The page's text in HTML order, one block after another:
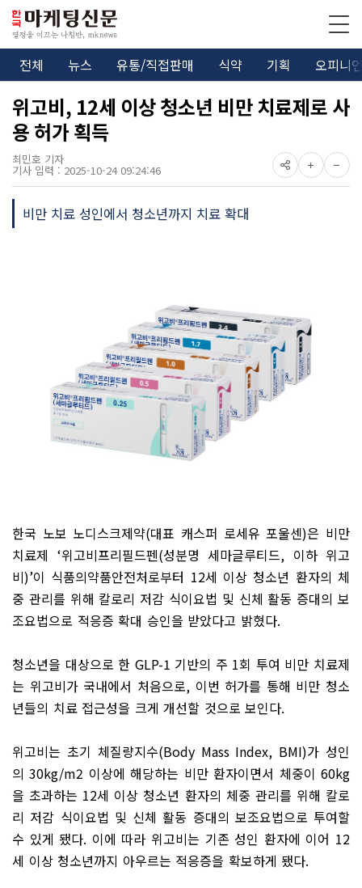
전체 뉴스 유통/직접판매 식약 기획 오피니
위고비, 12세 이상 청소년 비만 치료제로 사
용 허가 획득
최민호 기자
기사 입력 : 2025-10-24 09:24:46
비만 치료 성인에서 청소년까지 치료 확대
한국 노보 노디스크제약(대표 캐스퍼 로세유 포울센)은 비만
치료제 ‘위고비프리필드펜(성분명 세마글루티드, 이하 위고
비)’이 식품의약품안전처로부터 12세 이상 청소년 환자의 체
중 관리를 위해 칼로리 저감 식이요법 및 신체 활동 증대의 보
조요법으로 적응증 확대 승인을 받았다고 밝혔다.
청소년을 대상으로 한 GLP-1 기반의 주 1회 투여 비만 치료제
는 위고비가 국내에서 처음으로, 이번 허가를 통해 비만 청소
년들의 치료 접근성을 크게 개선할 것으로 보인다.
위고비는 초기 체질량지수(Body Mass Index, BMI)가 성인
의30kg/m2 이상에 해당하는 비만 환자이면서 체중이60kg
을 초과하는 12세 이상 청소년 환자의 체중 관리를 위해 칼로
리 저감 식이요법 및 신체 활동 증대의 보조요법으로 투여할
수 있게 됐다. 이에 따라 위고비는 기존 성인 환자에 이어 12
세 이상 청소년까지 아우르는 적응증을 확보하게 됐다.